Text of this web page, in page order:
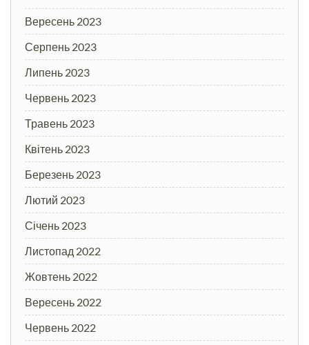
Вересень 2023
Серпень 2023
Липень 2023
Червень 2023
Травень 2023
Квітень 2023
Березень 2023
Лютий 2023
Січень 2023
Листопад 2022
Жовтень 2022
Вересень 2022
Червень 2022